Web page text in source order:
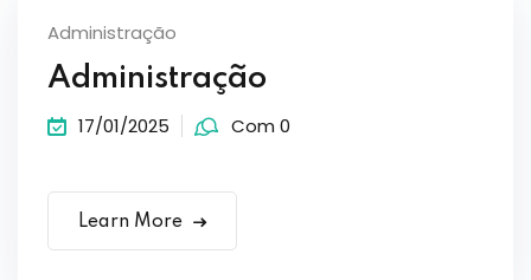
Administração
Administração
17/01/2025 Com 0
Learn More